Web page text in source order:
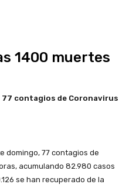
1400 muertes
contagios de Coronavirus
domingo, 77 contagios de
acumulando 82.980 casos
se han recuperado de la